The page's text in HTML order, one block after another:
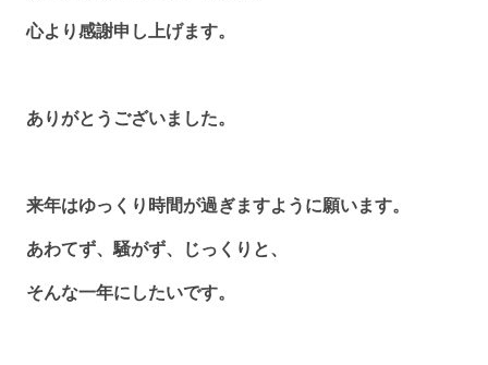
心より感謝申し上げます。
ありがとうございました。
来年はゆっくり時間が過ぎますように願います。
あわてず、騒がず、じっくりと、
そんな一年にしたいです。